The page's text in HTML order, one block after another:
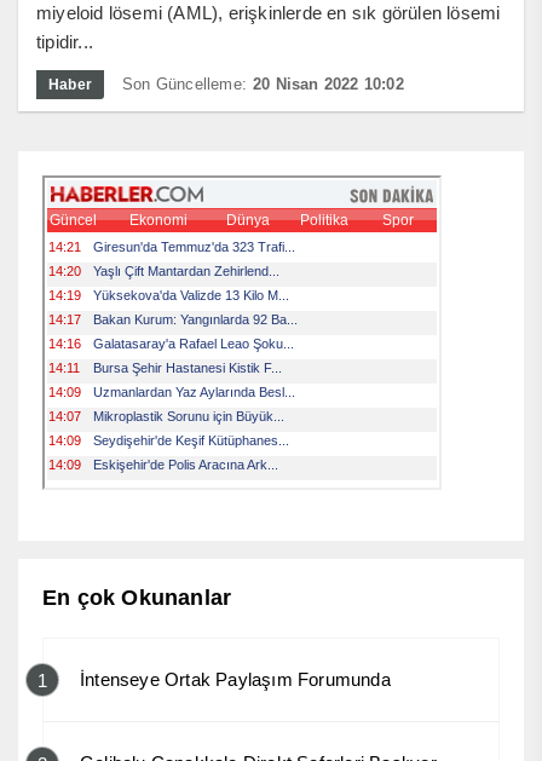
miyeloid lösemi (AML), erişkinlerde en sık görülen lösemi
tipidir...
Haber Son Güncelleme: 20 Nisan 2022 10:02
En çok Okunanlar
1 İntenseye Ortak Paylaşım Forumunda